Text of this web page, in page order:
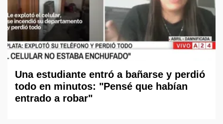
Una estudiante entró a bañarse y perdió
todo en minutos: "Pensé que habían
entrado a robar"